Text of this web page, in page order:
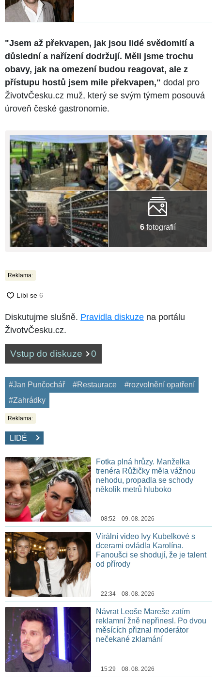
"Jsem až překvapen, jak jsou lidé svědomití a
důslední a nařízení dodržují. Měli jsme trochu
obavy, jak na omezení budou reagovat, ale z
přístupu hostů jsem mile překvapen," dodal pro
ŽivotvČesku.cz muž, který se svým týmem posouvá
úroveň české gastronomie.
6fotografií
Reklama:
Diskutujme slušně. Pravidla diskuze na portálu
ŽivotvČesku.cz.
Vstup do diskuze 0
#Jan Punčochář #Restaurace
#rozvolnění opatření
#Zahrádky
Reklama:
LIDÉ
Fotka plná hrůzy. Manželka
trenéra Růžičky měla vážnou
nehodu, propadla se schody
několik metrů hluboko
08:52 09. 08. 2026
Virální video Ivy Kubelkové s
dcerami ovládla Karolína.
Fanoušci se shodují, že je talent
od přírody
22:34 08. 08. 2026
Návrat Leoše Mareše zatím
reklamní žně nepřinesl. Po dvou
měsících přiznal moderátor
nečekané zklamání
15:29 08. 08. 2026